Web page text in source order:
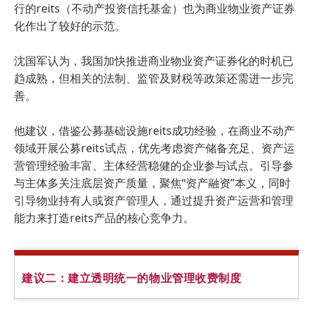
行的reits（不动产投资信托基金）也为商业物业资产证券
化作出了较好的示范。
沈国军认为，我国加快推进商业物业资产证券化的时机已
趋成熟，但相关的法制、监管及财税等政策还需进一步完
善。
他建议，借鉴公募基础设施reits成功经验，在商业不动产
领域开展公募reits试点，优先考虑资产储备充足、资产运
营管理经验丰富、主体经营稳健的企业参与试点。引导参
与主体多关注底层资产质量，聚焦“资产融资”本义，同时
引导物业持有人或资产管理人，通过提升资产运营和管理
能力来打造reits产品的核心竞争力。
建议二：建立透明统一的物业管理收费制度